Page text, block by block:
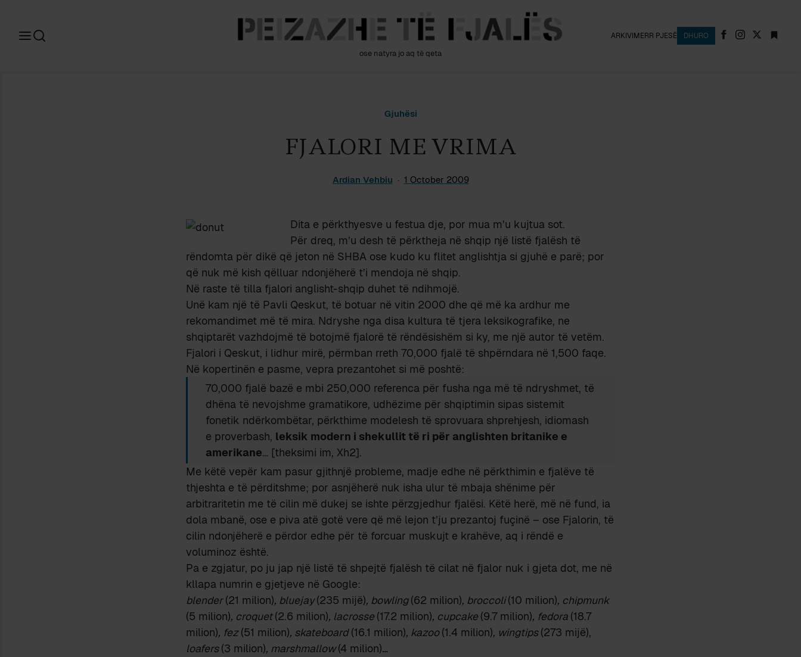
ose natyra jo aq të qeta
ARKIVIMERR PJESË DHURO
Gjuhësi
FJALORI ME VRIMA
Ardian Vehbiu 1 October 2009
Dita e përkthyesve u festua dje, por mua m’u kujtua sot.
Për dreq, m’u desh të përktheja në shqip një listë fjalësh të
rëndomta për dikë që jeton në SHBA ose kudo ku flitet anglishtja si gjuhë e parë; por
që nuk më kish qëlluar ndonjëherë t’i mendoja në shqip.
Në raste të tilla fjalori anglisht-shqip duhet të ndihmojë.
Unë kam një të Pavli Qeskut, të botuar në vitin 2000 dhe që më ka ardhur me
rekomandimet më të mira. Ndryshe nga disa kultura të tjera leksikografike, ne
shqiptarët vazhdojmë të botojmë fjalorë të rëndësishëm si ky, me një autor të vetëm.
Fjalori i Qeskut, i lidhur mirë, përmban rreth 70,000 fjalë të shpërndara në 1,500 faqe.
Në kopertinën e pasme, vepra prezantohet si më poshtë:
70,000 fjalë bazë e mbi 250,000 referenca për fusha nga më të ndryshmet, të
dhëna të nevojshme gramatikore, udhëzime për shqiptimin sipas sistemit
fonetik ndërkombëtar, përkthime modelesh të sprovuara shprehjesh, idiomash
e proverbash, leksik modern i shekullit të ri për anglishten britanike e
amerikane… [theksimi im, Xh2].
Me këtë vepër kam pasur gjithnjë probleme, madje edhe në përkthimin e fjalëve të
thjeshta e të përditshme; por asnjëherë nuk isha ulur të mbaja shënime për
arbitraritetin me të cilin më dukej se ishte përzgjedhur fjalësi. Këtë herë, më në fund, ia
dola mbanë, ose e piva atë gotë vere që më lejon t’ju prezantoj fuçinë – ose Fjalorin, të
cilin ndonjëherë e përdor edhe për të forcuar muskujt e krahëve, aq i rëndë e
voluminoz është.
Pa e zgjatur, po ju jap një listë të shpejtë fjalësh të cilat në fjalor nuk i gjeta dot, me në
kllapa numrin e gjetjeve në Google:
blender(21 milion), bluejay(235 mijë), bowling(62 milion), broccoli(10 milion), chipmunk
(5 milion), croquet(2.6 milion), lacrosse (17.2 milion), cupcake (9.7 milion), fedora (18.7
milion), fez(51 milion), skateboard(16.1 milion), kazoo(1.4 milion), wingtips(273 mijë),
loafers(3 milion), marshmallow(4 milion)…